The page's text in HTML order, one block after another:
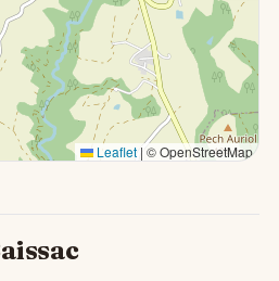
Leaflet | © OpenStreetMap